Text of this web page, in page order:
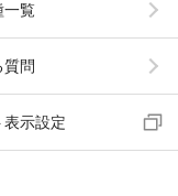
一覧
質問
示設定